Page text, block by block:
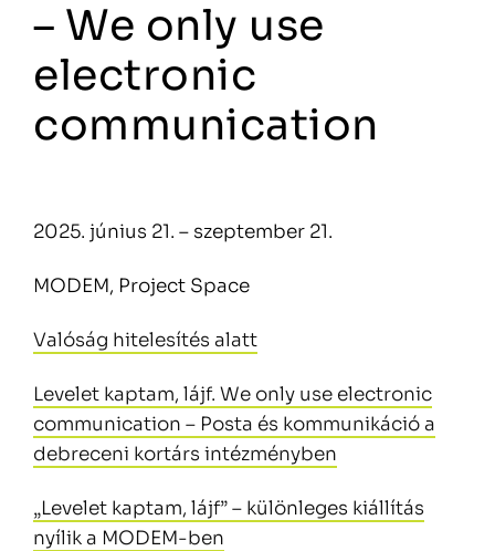
– We only use
electronic
communication
2025. június 21. – szeptember 21.
MODEM, Project Space
Valóság hitelesítés alatt
Levelet kaptam, lájf. We only use electronic
communication – Posta és kommunikáció a
debreceni kortárs intézményben
„Levelet kaptam, lájf” – különleges kiállítás
nyílik a MODEM-ben